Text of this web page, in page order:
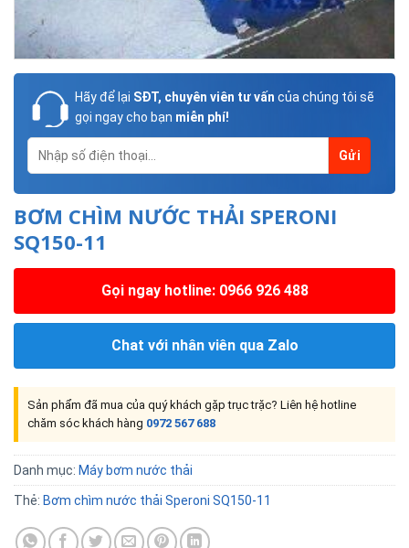
Hãy để lại SĐT, chuyên viên tư vấn của chúng tôi sẽ
gọi ngay cho bạn miễn phí!
BƠM CHÌM NƯỚC THẢI SPERONI
SQ150-11
Gọi ngay hotline: 0966 926 488
Chat với nhân viên qua Zalo
Sản phẩm đã mua của quý khách gặp trục trặc? Liên hệ hotline
chăm sóc khách hàng 0972 567 688
Danh mục: Máy bơm nước thải
Thẻ: Bơm chìm nước thải Speroni SQ150-11